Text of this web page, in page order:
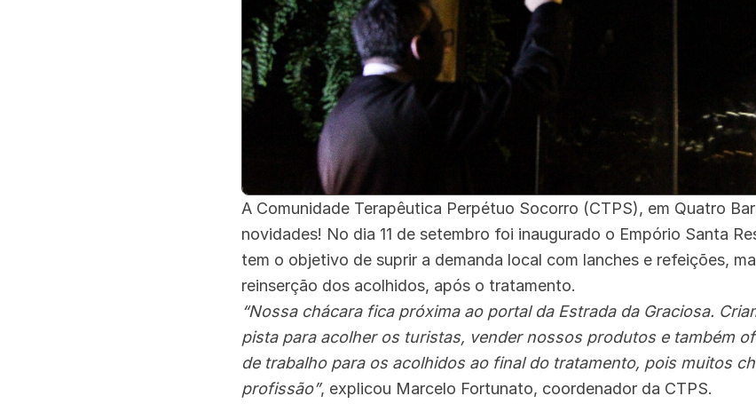
A Comunidade Terapêutica Perpétuo Socorro (CTPS), em Quatro
novidades! No dia 11 de setembro foi inaugurado o Empório Santa
tem o objetivo de suprir a demanda local com lanches e refeições,
reinserção dos acolhidos, após o tratamento.
“Nossa chácara fica próxima ao portal da Estrada da Graciosa.
pista para acolher os turistas, vender nossos produtos e também
de trabalho para os acolhidos ao final do tratamento, pois muitos
profissão”, explicou Marcelo Fortunato, coordenador da CTPS.